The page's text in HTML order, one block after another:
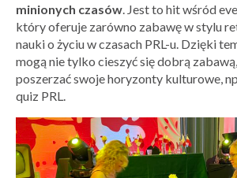
minionych czasów . Jest to hit wśród
który oferuje zarówno zabawę w stylu
nauki o życiu w czasach PRL-u. Dzięki
mogą nie tylko cieszyć się dobrą
poszerzać swoje horyzonty kulturowe,
quiz PRL.